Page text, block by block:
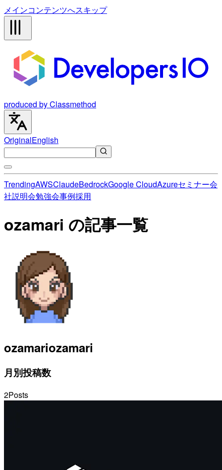
メインコンテンツへスキップ
produced by Classmethod
OriginalEnglish
TrendingAWSClaudeBedrockGoogle CloudAzureセミナー会
社説明会勉強会事例採用
ozamari の記事一覧
ozamariozamari
月別投稿数
2Posts